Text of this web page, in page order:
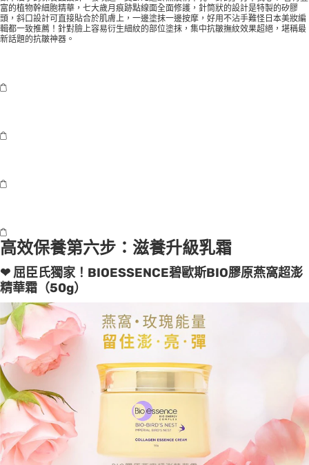
富的植物幹細胞精華，七大歲月痕跡點線面全面修護，針筒狀的設計是特製的矽膠
頭，斜口設計可直接貼合於肌膚上，一邊塗抹一邊按摩，好用不沾手難怪日本美妝編
輯都一致推薦！針對臉上容易衍生細紋的部位塗抹，集中抗皺撫紋效果超絕，堪稱最
新話題的抗皺神器。
高效保養第六步：滋養升級乳霜
❤ 屈臣氏獨家！BIOESSENCE碧歐斯BIO膠原燕窩超澎
精華霜（50g）